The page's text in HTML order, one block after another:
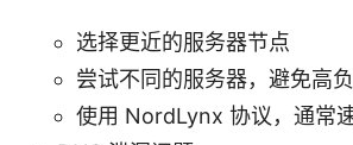
选择更近的服务器节点
尝试不同的服务器，避免高
使用 NordLynx 协议，通常